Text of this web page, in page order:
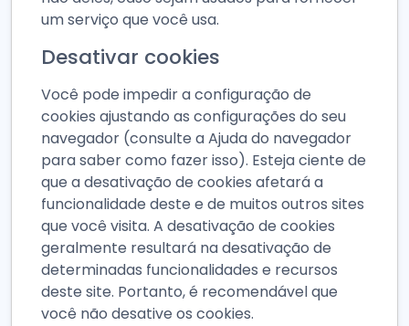
um serviço que você usa.
Desativar cookies
Você pode impedir a configuração de
cookies ajustando as configurações do seu
navegador (consulte a Ajuda do navegador
para saber como fazer isso). Esteja ciente de
que a desativação de cookies afetará a
funcionalidade deste e de muitos outros sites
que você visita. A desativação de cookies
geralmente resultará na desativação de
determinadas funcionalidades e recursos
deste site. Portanto, é recomendável que
você não desative os cookies.